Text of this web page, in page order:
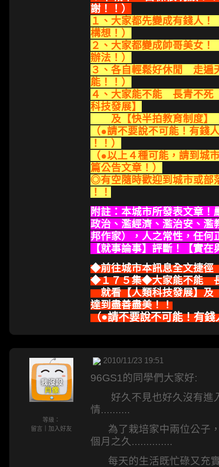
謝！！）
１、大家都先變成有錢人
構想！）
２、大家都變成帥哥美女
辦法！）
３、各自輕鬆好休閒 走遍
能！！）
４、大家能不能 長青不
科技發展】
及【快半拍教育制度】
（●請不要說不可能！有錢
！！）
（●以上４種可能，請到
篇公告文章！）
◎有空隨時歡迎到城市或
！！
附註：本城市所發表文章
政治、濫經濟、濫治安、濫
邦作家），人之常性，任何
【就事論事】評斷！【實
◆前往城市本訊息全文捷徑
◆１７５集◆大家能不能
就看【人類科技發展】及
達到盡善盡美！！
（●請不要說不可能！有
等級：
留言
加入好友
2010/11/23 19:51
96GS1的同學們大家好:
好久不見也好久沒有進
情..........
為了栽培家中兩位公子
個月之久..............
每天的生活既忙碌又充